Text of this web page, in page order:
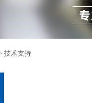
技术支持